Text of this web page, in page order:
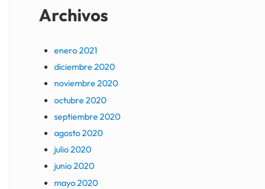
Archivos
enero 2021
diciembre 2020
noviembre 2020
octubre 2020
septiembre 2020
agosto 2020
julio 2020
junio 2020
mayo 2020